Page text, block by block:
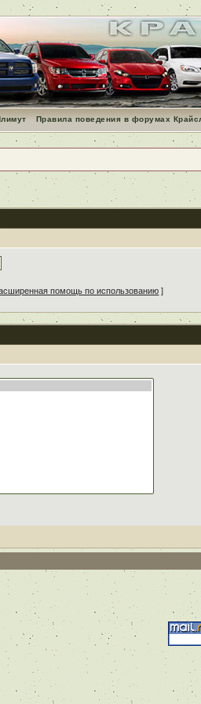
Правила поведения в форумах
помощь по использованию ]